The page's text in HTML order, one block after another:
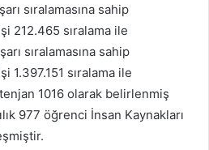
sıralamasına sahip
212.465 sıralama ile
sıralamasına sahip
1.397.151 sıralama ile
1016 olarak belirlenmiş
977 öğrenci İnsan Kaynakları